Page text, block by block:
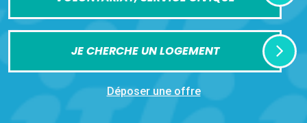
JE CHERCHE UN LOGEMENT
Déposer une offre